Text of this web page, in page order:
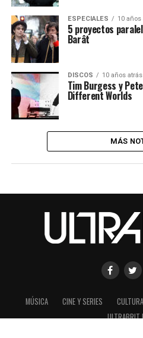
ESPECIALES 10 años
5 proyectos
Barât
DISCOS 10 años atrás
Tim Burgess y
Different Worlds
MÁS
MÚSICA CINE Y SERIES CULTURA
ULTRABRIT